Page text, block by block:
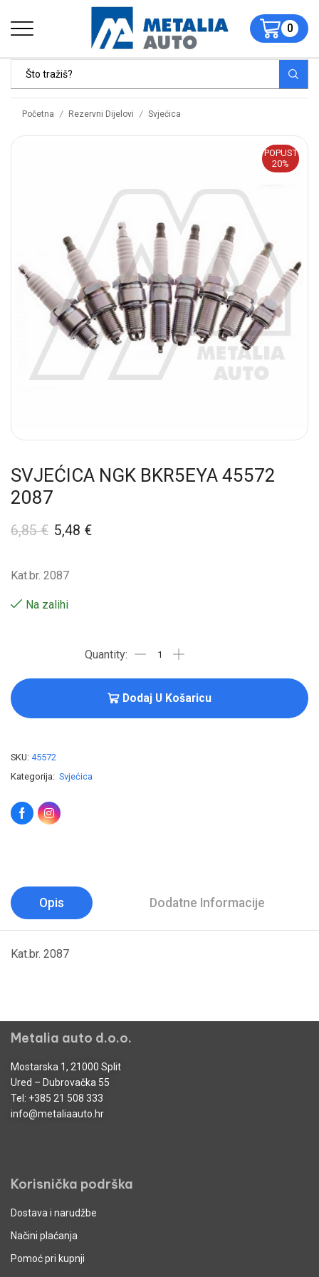
0
Početna / Rezervni Dijelovi / Svjećica
POPUST
20%
SVJEĆICA NGK BKR5EYA 45572
2087
6,85€ 5,48 €
Kat.br. 2087
Na zalihi
Dodaj U Košaricu
SKU: 45572
Kategorija: Svjećica
Opis Dodatne Informacije
Kat.br. 2087
Metalia auto d.o.o.
Mostarska 1, 21000 Split
Ured – Dubrovačka 55
Tel: +385 21 508 333
info@metaliaauto.hr
Korisnička podrška
Dostava i narudžbe
Načini plaćanja
Pomoć pri kupnji